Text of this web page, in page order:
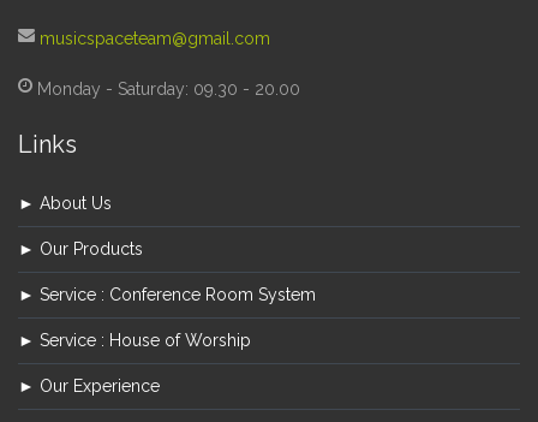
musicspaceteam@gmail.com
Monday - Saturday: 09.30 - 20.00
Links
► About Us
► Our Products
► Service : Conference Room System
► Service : House of Worship
► Our Experience